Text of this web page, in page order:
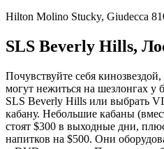
Hilton Molino Stucky, Giudecca
SLS Beverly Hills,
Почувствуйте себя
могут нежиться на шезлонгах у
SLS Beverly Hills или выбрать
кабану. Небольшие кабаны
стоят $300 в выходные дни,
напитков на $500. Они